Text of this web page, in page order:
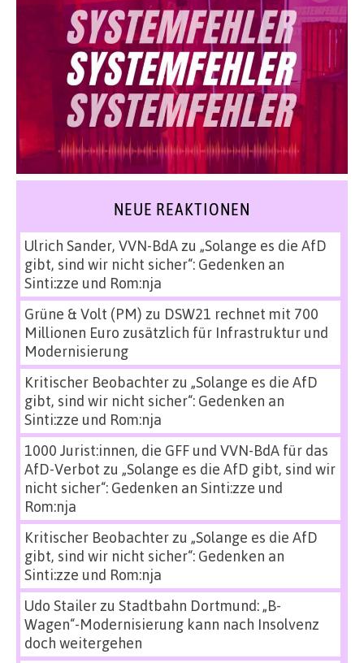
NEUE REAKTIONEN
Ulrich Sander, VVN-BdAzu „Solange es die AfD
gibt, sind wir nicht sicher“: Gedenken an
Sinti:zze und Rom:nja
Grüne & Volt (PM) zu DSW21 rechnet mit 700
Millionen Euro zusätzlich für Infrastruktur und
Modernisierung
Kritischer Beobachterzu „Solange es die AfD
gibt, sind wir nicht sicher“: Gedenken an
Sinti:zze und Rom:nja
1000 Jurist:innen, die GFF und VVN-BdA für das
AfD-Verbot zu „Solange es die AfD gibt, sind wir
nicht sicher“: Gedenken an Sinti:zze und
Rom:nja
Kritischer Beobachterzu „Solange es die AfD
gibt, sind wir nicht sicher“: Gedenken an
Sinti:zze und Rom:nja
Udo Stailerzu Stadtbahn Dortmund: „B-
Wagen“-Modernisierung kann nach Insolvenz
doch weitergehen